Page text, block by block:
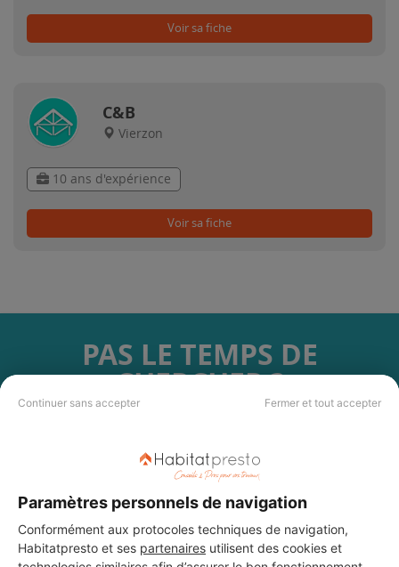
Continuer sans accepter Fermer et tout accepter
Paramètres personnels de navigation
Conformément aux protocoles techniques de navigation,
Habitatpresto et ses partenaires utilisent des cookies et
Voir sa fiche
C&B
Vierzon
10 ans d'expérience
Voir sa fiche
PAS LE TEMPS DE
CHERCHER ?
professionnels partout en France.